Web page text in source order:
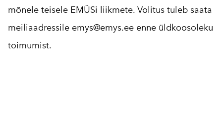
mõnele teisele EMÜSi liikmete. Volitus tuleb saata
meiliaadressile emys@emys.ee enne üldkoosoleku
toimumist.